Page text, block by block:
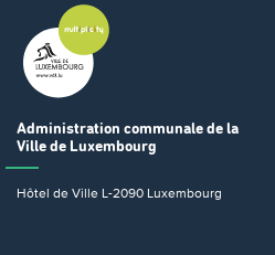
Administration communale de la
Ville de Luxembourg
Hôtel de Ville L-2090 Luxembourg